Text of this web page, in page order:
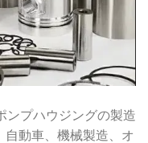
ンプハウジングの製造
動車、機械製造、オ